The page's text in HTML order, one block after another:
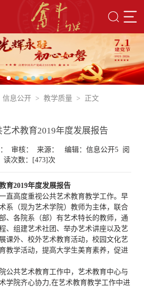
信息公开 > 教学质量 > 正文
术教育2019年度发展报告
： 审核： 来源： 编辑：信息公开5 阅
读次数：[473]次
育2019年度发展报告
直高度重视公共艺术教育教学工作。早
系（现为艺术学院）教师为主体，联合
、各院系（部）有艺术特长的教师，通
、组建艺术社团、举办艺术讲座以及艺
课外、校外艺术教育活动，校园文化艺
教学活动，提高大学生美育素养，促进
公共艺术教育工作中，艺术教育中心与
学院齐心协力,在艺术教育教学工作中进